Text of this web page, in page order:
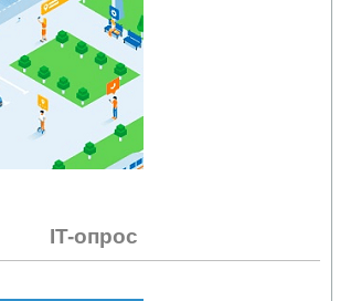
IT-опрос